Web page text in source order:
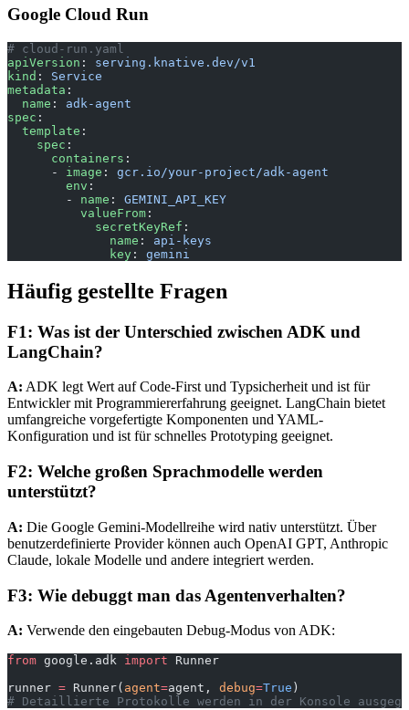
Google Cloud Run
# cloud-run.yaml
apiVersion : serving.knative.dev/v1
kind : Service
metadata :
  name
: adk-agent
spec :
  template
:
    spec
:
      containers
:
      -
image : gcr.io/your-project/adk-agent
        env
:
        -
name : GEMINI_API_KEY
          valueFrom
:
            secretKeyRef
:
              name
: api-keys
              key
: gemini
Häufig gestellte Fragen
F1: Was ist der Unterschied zwischen ADK und
LangChain?
A: ADK legt Wert auf Code-First und Typsicherheit und ist für
Entwickler mit Programmiererfahrung geeignet. LangChain bietet
umfangreiche vorgefertigte Komponenten und YAML-
Konfiguration und ist für schnelles Prototyping geeignet.
F2: Welche großen Sprachmodelle werden
unterstützt?
A: Die Google Gemini-Modellreihe wird nativ unterstützt. Über
benutzerdefinierte Provider können auch OpenAI GPT, Anthropic
Claude, lokale Modelle und andere integriert werden.
F3: Wie debuggt man das Agentenverhalten?
A: Verwende den eingebauten Debug-Modus von ADK:
from google.adk import Runner
runner = Runner( agent=agent, debug=True )
# Detaillierte Protokolle werden in der Konsole